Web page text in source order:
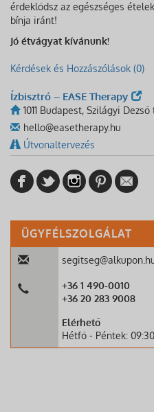
érdeklődsz az egészséges
bínja iránt!
Jó étvágyat kívánunk!
Kérdések és Hozzászólások (0)
Ízbisztró – EASE Therapy
1011 Budapest, Szilágyi Dezső
hello@easetherapy.hu
Útvonaltervezés
ÜGYFÉLSZOLGÁLAT
+36 1 490-0010
+36 20 283 9008
Elérhető
Hétfő - Péntek: